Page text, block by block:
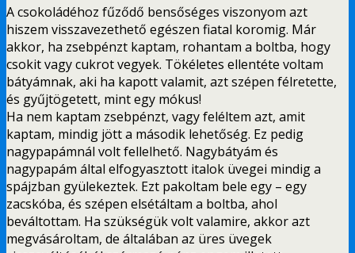
A csokoládéhoz fűződő bensőséges viszonyom azt
hiszem visszavezethető egészen fiatal koromig. Már
akkor, ha zsebpénzt kaptam, rohantam a boltba, hogy
csokit vagy cukrot vegyek. Tökéletes ellentéte voltam
bátyámnak, aki ha kapott valamit, azt szépen félretette,
és gyűjtögetett, mint egy mókus!
Ha nem kaptam zsebpénzt, vagy feléltem azt, amit
kaptam, mindig jött a második lehetőség. Ez pedig
nagypapámnál volt fellelhető. Nagybátyám és
nagypapám által elfogyasztott italok üvegei mindig a
spájzban gyülekeztek. Ezt pakoltam bele egy – egy
zacskóba, és szépen elsétáltam a boltba, ahol
beváltottam. Ha szükségük volt valamire, akkor azt
megvásároltam, de általában az üres üvegek